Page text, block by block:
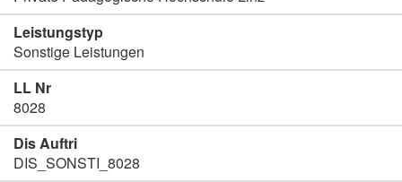
Leistungstyp
Sonstige Leistungen
LL Nr
8028
Dis Auftri
DIS_SONSTI_8028